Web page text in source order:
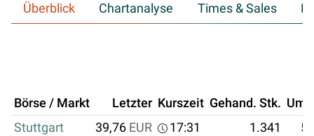
Überblick Chartanalyse Times & Sales
Börse / Markt Letzter Kurszeit Gehand. Stk.
Stuttgart
39,76 EUR 17:31 1.341